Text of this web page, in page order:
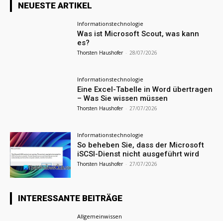
NEUESTE ARTIKEL
Informationstechnologie
Was ist Microsoft Scout, was kann
es?
Thorsten Haushofer - 28/07/2026
Informationstechnologie
Eine Excel-Tabelle in Word übertragen
– Was Sie wissen müssen
Thorsten Haushofer - 27/07/2026
Informationstechnologie
So beheben Sie, dass der Microsoft
iSCSI-Dienst nicht ausgeführt wird
Thorsten Haushofer - 27/07/2026
INTERESSANTE BEITRÄGE
Allgemeinwissen